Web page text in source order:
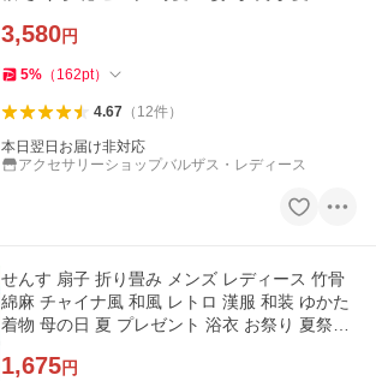
3,580円
5% （ 162pt）
4.67（ 12件）
本日翌日お届け非対応
アクセサリーショップバルザス・レディース
せんす 扇子 折り畳み メンズ レディース 竹骨
綿麻 チャイナ風 和風 レトロ 漢服 和装 ゆかた
着物 母の日 夏 プレゼント 浴衣 お祭り 夏祭り
1,675円